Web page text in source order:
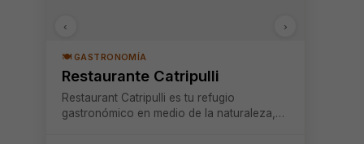
🍽️ GASTRONOMÍA
Restaurante Catripulli
Restaurant Catripulli es tu refugio
gastronómico en medio de la naturaleza,
‹ ›